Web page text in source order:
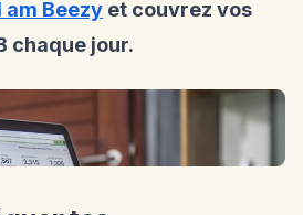
Beezy et couvrez vos
chaque jour.